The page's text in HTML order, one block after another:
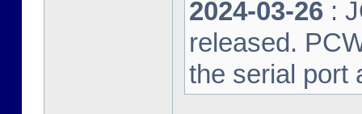
2024-03-26 :
released.
the serial port